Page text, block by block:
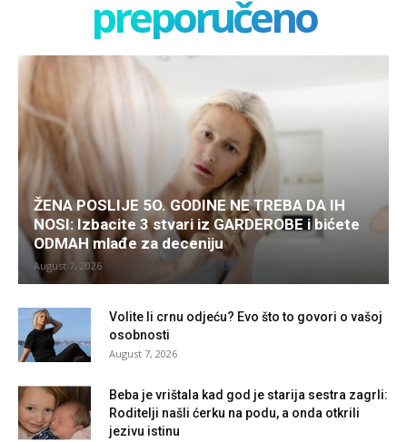
preporučeno
ŽENA POSLIJE 5O. GODINE NE TREBA DA IH
NOSI: Izbacite 3 stvari iz GARDEROBE i bićete
ODMAH mlađe za deceniju
August 7, 2026
Volite li crnu odjeću? Evo što to govori o vašoj
osobnosti
August 7, 2026
Beba je vrištala kad god je starija sestra zagrli:
Roditelji našli ćerku na podu, a onda otkrili
jezivu istinu